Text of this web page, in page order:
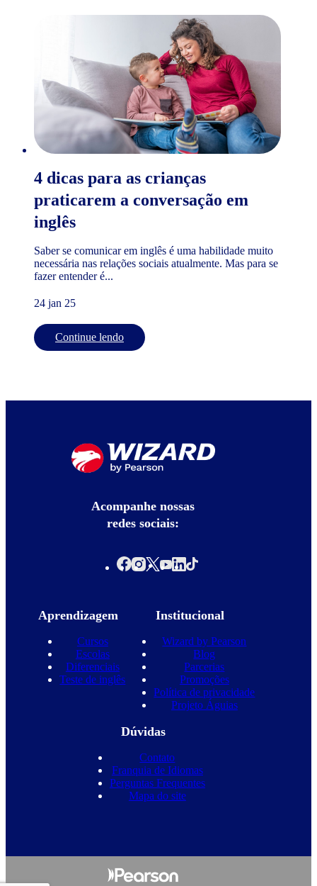
4 dicas para as crianças
praticarem a conversação em
inglês
Saber se comunicar em inglês é uma habilidade muito
necessária nas relações sociais atualmente. Mas para se
fazer entender é...
24 jan 25
Continue lendo
Acompanhe nossas
redes sociais:
Aprendizagem
Cursos
Escolas
Diferenciais
Teste de inglês
Institucional
Wizard by Pearson
Blog
Parcerias
Promoções
Política de privacidade
Projeto Águias
Dúvidas
Contato
Franquia de Idiomas
Perguntas Frequentes
Mapa do site